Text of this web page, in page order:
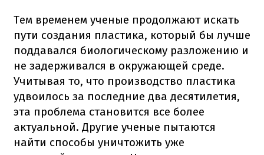
Тем временем ученые продолжают искать
пути создания пластика, который бы лучше
поддавался биологическому разложению и
не задерживался в окружающей среде.
Учитывая то, что производство пластика
удвоилось за последние два десятилетия,
эта проблема становится все более
актуальной. Другие ученые пытаются
найти способы уничтожить уже